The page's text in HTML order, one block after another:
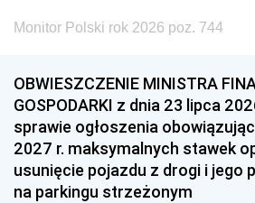
Monitor Polski rok 2026 poz. 744
OBWIESZCZENIE MINISTRA
GOSPODARKI z dnia 23 lipca
sprawie ogłoszenia
2027 r. maksymalnych stawek
usunięcie pojazdu z drogi i jego
na parkingu strzeżonym